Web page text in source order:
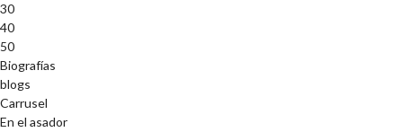
30
40
50
Biografías
blogs
Carrusel
En el asador